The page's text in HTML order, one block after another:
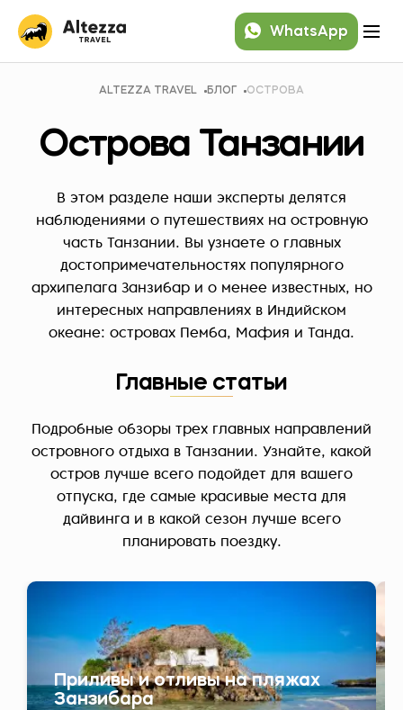
WhatsApp
ALTEZZA TRAVEL БЛОГ ОСТРОВА
Острова Танзании
В этом разделе наши эксперты делятся
наблюдениями о путешествиях на островную
часть Танзании. Вы узнаете о главных
достопримечательностях популярного
архипелага Занзибар и о менее известных, но
интересных направлениях в Индийском
океане: островах Пемба, Мафия и Танда.
Главные статьи
Подробные обзоры трех главных направлений
островного отдыха в Танзании. Узнайте, какой
остров лучше всего подойдет для вашего
отпуска, где самые красивые места для
дайвинга и в какой сезон лучше всего
планировать поездку.
Приливы и отливы на пляжах
Занзибара